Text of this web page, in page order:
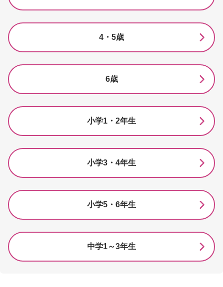
4・5歳
6歳
小学1・2年生
小学3・4年生
小学5・6年生
中学1～3年生